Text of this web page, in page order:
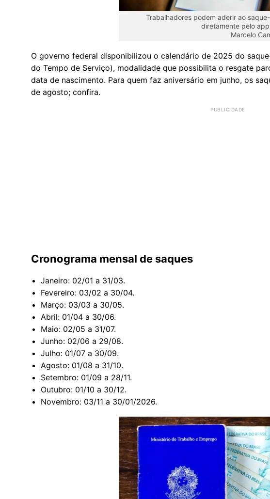
Trabalhadores podem aderir ao
diretamente pelo
Marcelo
O governo federal disponibilizou o calendário de 2025 do
do Tempo de Serviço), modalidade que possibilita o resgate
data de nascimento. Para quem faz aniversário em junho, os
de agosto; confira.
Cronograma mensal de saques
Janeiro: 02/01 a 31/03.
Fevereiro: 03/02 a 30/04.
Março: 03/03 a 30/05.
Abril: 01/04 a 30/06.
Maio: 02/05 a 31/07.
Junho: 02/06 a 29/08.
Julho: 01/07 a 30/09.
Agosto: 01/08 a 31/10.
Setembro: 01/09 a 28/11.
Outubro: 01/10 a 30/12.
Novembro: 03/11 a 30/01/2026.